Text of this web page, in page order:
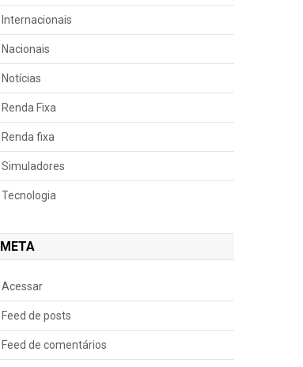
Internacionais
Nacionais
Notícias
Renda Fixa
Renda fixa
Simuladores
Tecnologia
META
Acessar
Feed de posts
Feed de comentários